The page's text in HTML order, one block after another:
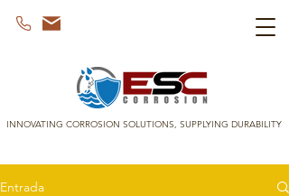
INNOVATING CORROSION SOLUTIONS, SUPPLYING DURABILITY
Entrada